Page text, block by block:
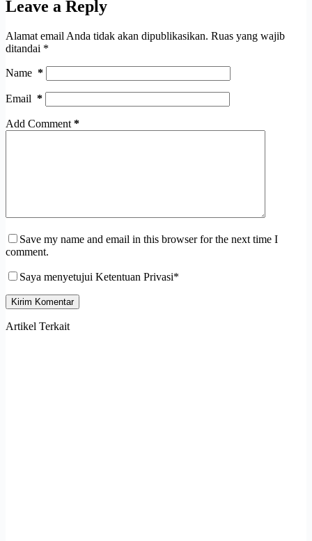
Leave a Reply
Alamat email Anda tidak akan dipublikasikan. Ruas yang wajib
ditandai *
Name *
Email *
Add Comment *
Save my name and email in this browser for the next time I
comment.
Saya menyetujui Ketentuan Privasi*
Kirim Komentar
Artikel Terkait